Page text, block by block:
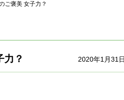
ご褒美 女子力？
力？ 2020年1月31